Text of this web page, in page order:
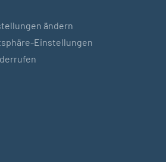
ändern
Einstellungen